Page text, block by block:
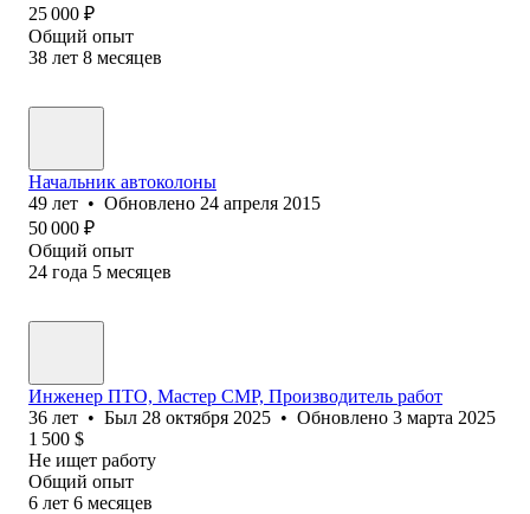
25 000 ₽
Общий опыт
38 лет 8 месяцев
Начальник автоколоны
49 лет • Обновлено 24 апреля 2015
50 000 ₽
Общий опыт
24 года 5 месяцев
Инженер ПТО, Мастер СМР, Производитель работ
36 лет • Был 28 октября 2025 • Обновлено 3 марта 2025
1 500 $
Не ищет работу
Общий опыт
6 лет 6 месяцев